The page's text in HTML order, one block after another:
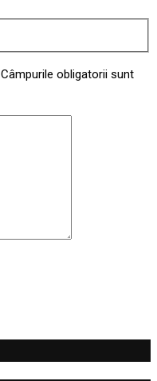
Câmpurile obligatorii sunt